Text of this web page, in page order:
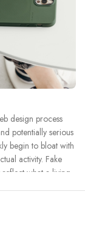
design process
potentially serious
begin to bloat with
activity. Fake
what a living,